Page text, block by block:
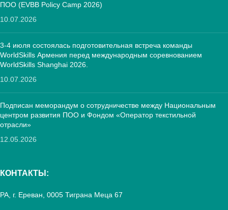
ПОО (EVBB Policy Camp 2026)
10.07.2026
3-4 июля состоялась подготовительная встреча команды
WorldSkills Армения перед международным соревнованием
WorldSkills Shanghai 2026.
10.07.2026
Подписан меморандум о сотрудничестве между Национальным
центром развития ПОО и Фондом «Оператор текстильной
отрасли»
12.05.2026
КОНТАКТЫ:
РА, г. Ереван, 0005 Тиграна Меца 67